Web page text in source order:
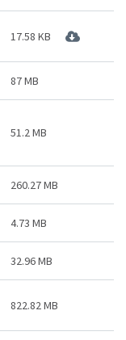
17.58 KB
87 MB
51.2 MB
260.27 MB
4.73 MB
32.96 MB
822.82 MB